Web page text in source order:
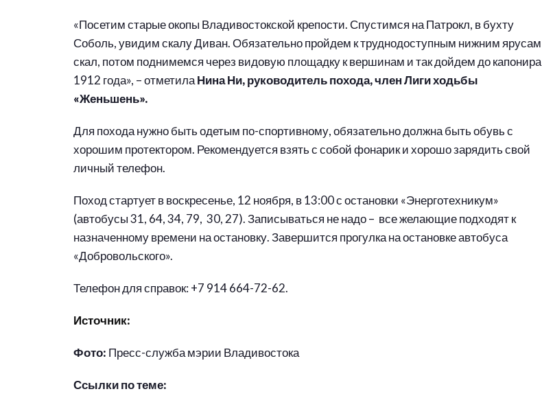
«Посетим старые окопы Владивостокской крепости. Спустимся на Патрокл, в бухту
Соболь, увидим скалу Диван. Обязательно пройдем к труднодоступным нижним ярусам
скал, потом поднимемся через видовую площадку к вершинам и так дойдем до капонира
1912 года», – отметилаНина Ни, руководитель похода, член Лиги ходьбы
«Женьшень».
Для похода нужно быть одетым по-спортивному, обязательно должна быть обувь с
хорошим протектором. Рекомендуется взять с собой фонарик и хорошо зарядить свой
личный телефон.
Поход стартует в воскресенье, 12 ноября, в 13:00 с остановки «Энерготехникум»
(автобусы 31, 64, 34, 79, 30, 27). Записываться не надо – все желающие подходят к
назначенному времени на остановку. Завершится прогулка на остановке автобуса
«Добровольского».
Телефон для справок: +7 914 664-72-62.
Источник:
Фото: Пресс-служба мэрии Владивостока
Ссылки по теме: